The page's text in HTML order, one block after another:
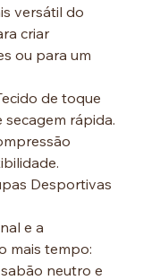
versátil do
criar
ou para um
de toque
rápida.
Desportivas
e a
mais tempo:
neutro e